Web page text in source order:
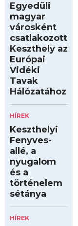
Egyedüli
magyar
városként
csatlakozott
Keszthely az
Európai
Vidéki
Tavak
Hálózatához
HÍREK
Keszthelyi
Fenyves-
allé, a
nyugalom
és a
történelem
sétánya
HÍREK